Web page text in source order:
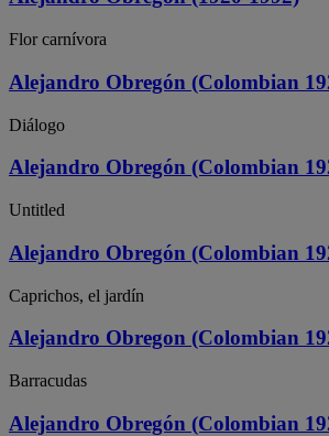
Flor carnívora
Alejandro Obregón (Colombian
Diálogo
Alejandro Obregón (Colombian
Untitled
Alejandro Obregón (Colombian
Caprichos, el jardín
Alejandro Obregon (Colombian
Barracudas
Alejandro Obregón (Colombian